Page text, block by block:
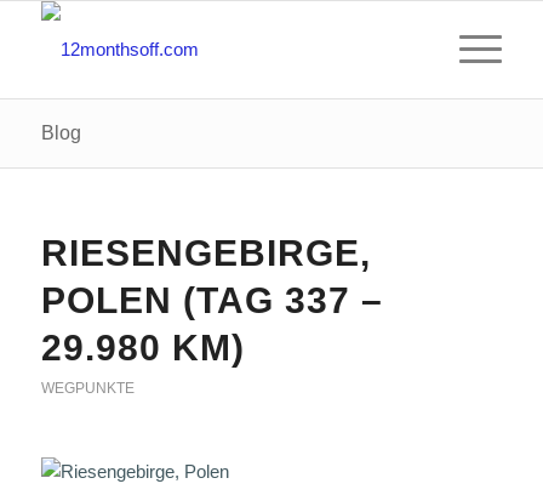
Blog
RIESENGEBIRGE,
POLEN (TAG 337 –
29.980 KM)
WEGPUNKTE